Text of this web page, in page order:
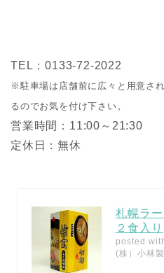
TEL：0133-72-2022
※駐車場は店舗前に広々と用意さ
るのでお気を付け下さい。
営業時間：11:00～21:30
定休日：無休
札幌ラ
２食入り
posted
(株）小林